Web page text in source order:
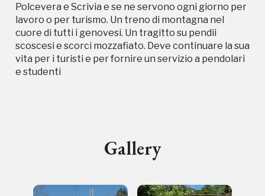
Polcevera e Scrivia e se ne servono ogni giorno per
lavoro o per turismo. Un treno di montagna nel
cuore di tutti i genovesi. Un tragitto su pendii
scoscesi e scorci mozzafiato. Deve continuare la sua
vita per i turisti e per fornire un servizio a pendolari
e studenti
Gallery
Campagne in corso in questo
luogo
I Luoghi del Cuore